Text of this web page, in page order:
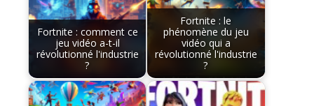
Fortnite : comment ce
jeu vidéo a-t-il
révolutionné l'industrie
?
Fortnite : le
phénomène du jeu
vidéo qui a
révolutionné l'industrie
?